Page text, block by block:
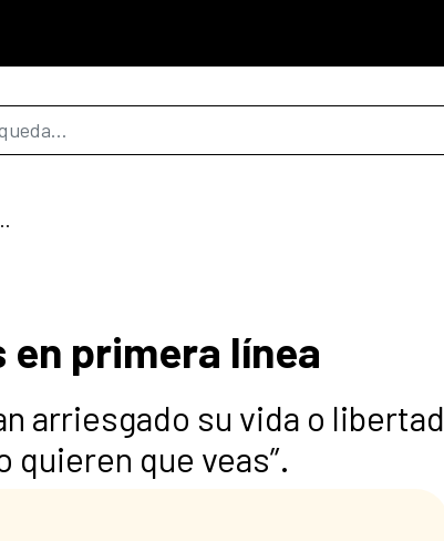
búsqueda
primera línea
en primera línea
arriesgado su vida o libertad
quieren que veas”.